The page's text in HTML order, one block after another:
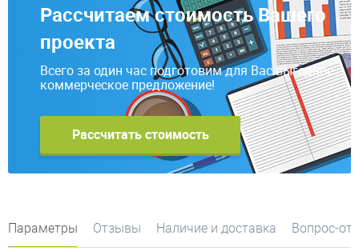
Рассчитаем стоимость Вашего
проекта
Всего за один час подготовим для Вас выгодное
коммерческое предложение!
Рассчитать стоимость
Параметры Отзывы Наличие и доставка Вопрос-